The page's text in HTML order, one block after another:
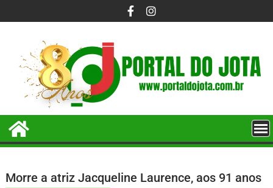
Morre a atriz Jacqueline Laurence, aos 91 anos